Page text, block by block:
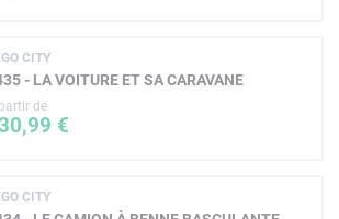
CITY
- LA VOITURE ET SA CARAVANE
de
€
CITY